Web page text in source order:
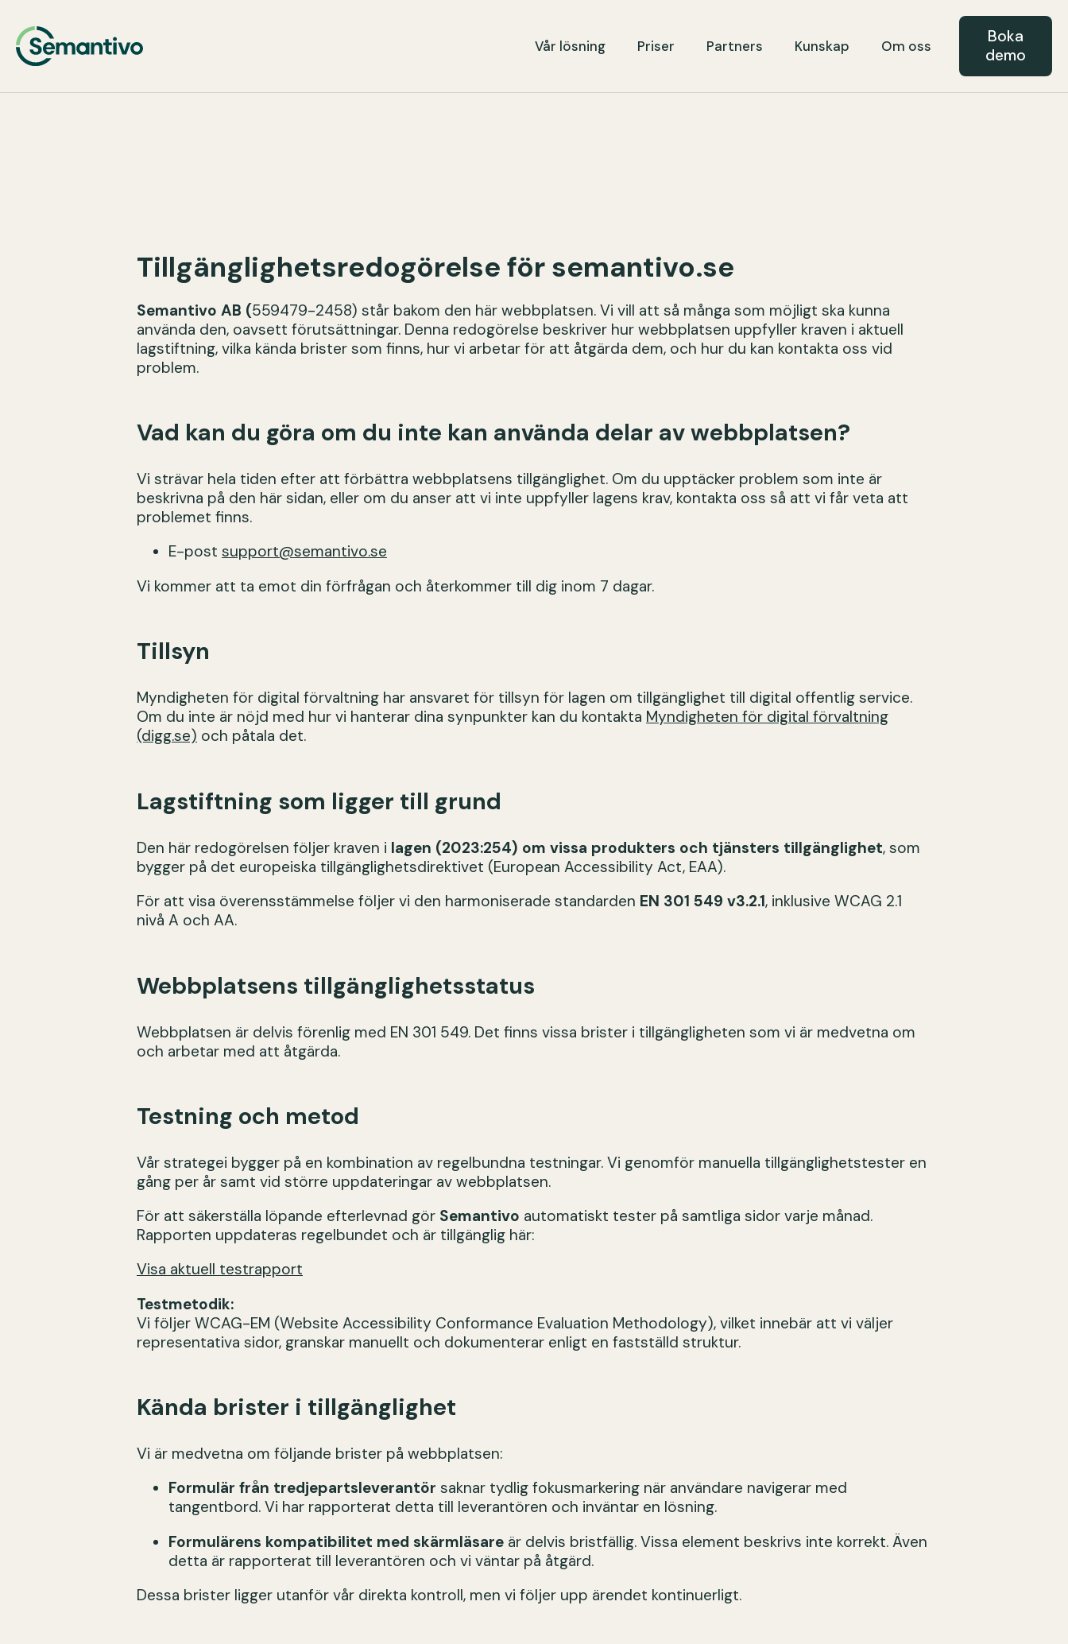
Vår lösning Priser Partners Kunskap Om oss
Boka
demo
Tillgänglighetsredogörelse för semantivo.se
Semantivo AB (559479-2458) står bakom den här webbplatsen. Vi vill att så många som möjligt ska kunna
använda den, oavsett förutsättningar. Denna redogörelse beskriver hur webbplatsen uppfyller kraven i aktuell
lagstiftning, vilka kända brister som finns, hur vi arbetar för att åtgärda dem, och hur du kan kontakta oss vid
problem.
Vad kan du göra om du inte kan använda delar av webbplatsen?
Vi strävar hela tiden efter att förbättra webbplatsens tillgänglighet. Om du upptäcker problem som inte är
beskrivna på den här sidan, eller om du anser att vi inte uppfyller lagens krav, kontakta oss så att vi får veta att
problemet finns.
E-post support@semantivo.se
Vi kommer att ta emot din förfrågan och återkommer till dig inom 7 dagar.
Tillsyn
Myndigheten för digital förvaltning har ansvaret för tillsyn för lagen om tillgänglighet till digital offentlig service.
Om du inte är nöjd med hur vi hanterar dina synpunkter kan du kontakta Myndigheten för digital förvaltning
(digg.se) och påtala det.
Lagstiftning som ligger till grund
Den här redogörelsen följer kraven i lagen (2023:254) om vissa produkters och tjänsters tillgänglighet, som
bygger på det europeiska tillgänglighetsdirektivet (European Accessibility Act, EAA).
För att visa överensstämmelse följer vi den harmoniserade standarden EN 301 549 v3.2.1, inklusive WCAG 2.1
nivå A och AA.
Webbplatsens tillgänglighetsstatus
Webbplatsen är delvis förenlig med EN 301 549. Det finns vissa brister i tillgängligheten som vi är medvetna om
och arbetar med att åtgärda.
Testning och metod
Vår strategei bygger på en kombination av regelbundna testningar. Vi genomför manuella tillgänglighetstester en
gång per år samt vid större uppdateringar av webbplatsen.
För att säkerställa löpande efterlevnad gör Semantivo automatiskt tester på samtliga sidor varje månad.
Rapporten uppdateras regelbundet och är tillgänglig här:
Visa aktuell testrapport
Testmetodik:
Vi följer WCAG-EM (Website Accessibility Conformance Evaluation Methodology), vilket innebär att vi väljer
representativa sidor, granskar manuellt och dokumenterar enligt en fastställd struktur.
Kända brister i tillgänglighet
Vi är medvetna om följande brister på webbplatsen:
Formulär från tredjepartsleverantör saknar tydlig fokusmarkering när användare navigerar med
tangentbord. Vi har rapporterat detta till leverantören och inväntar en lösning.
Formulärens kompatibilitet med skärmläsare är delvis bristfällig. Vissa element beskrivs inte korrekt. Även
detta är rapporterat till leverantören och vi väntar på åtgärd.
Dessa brister ligger utanför vår direkta kontroll, men vi följer upp ärendet kontinuerligt.